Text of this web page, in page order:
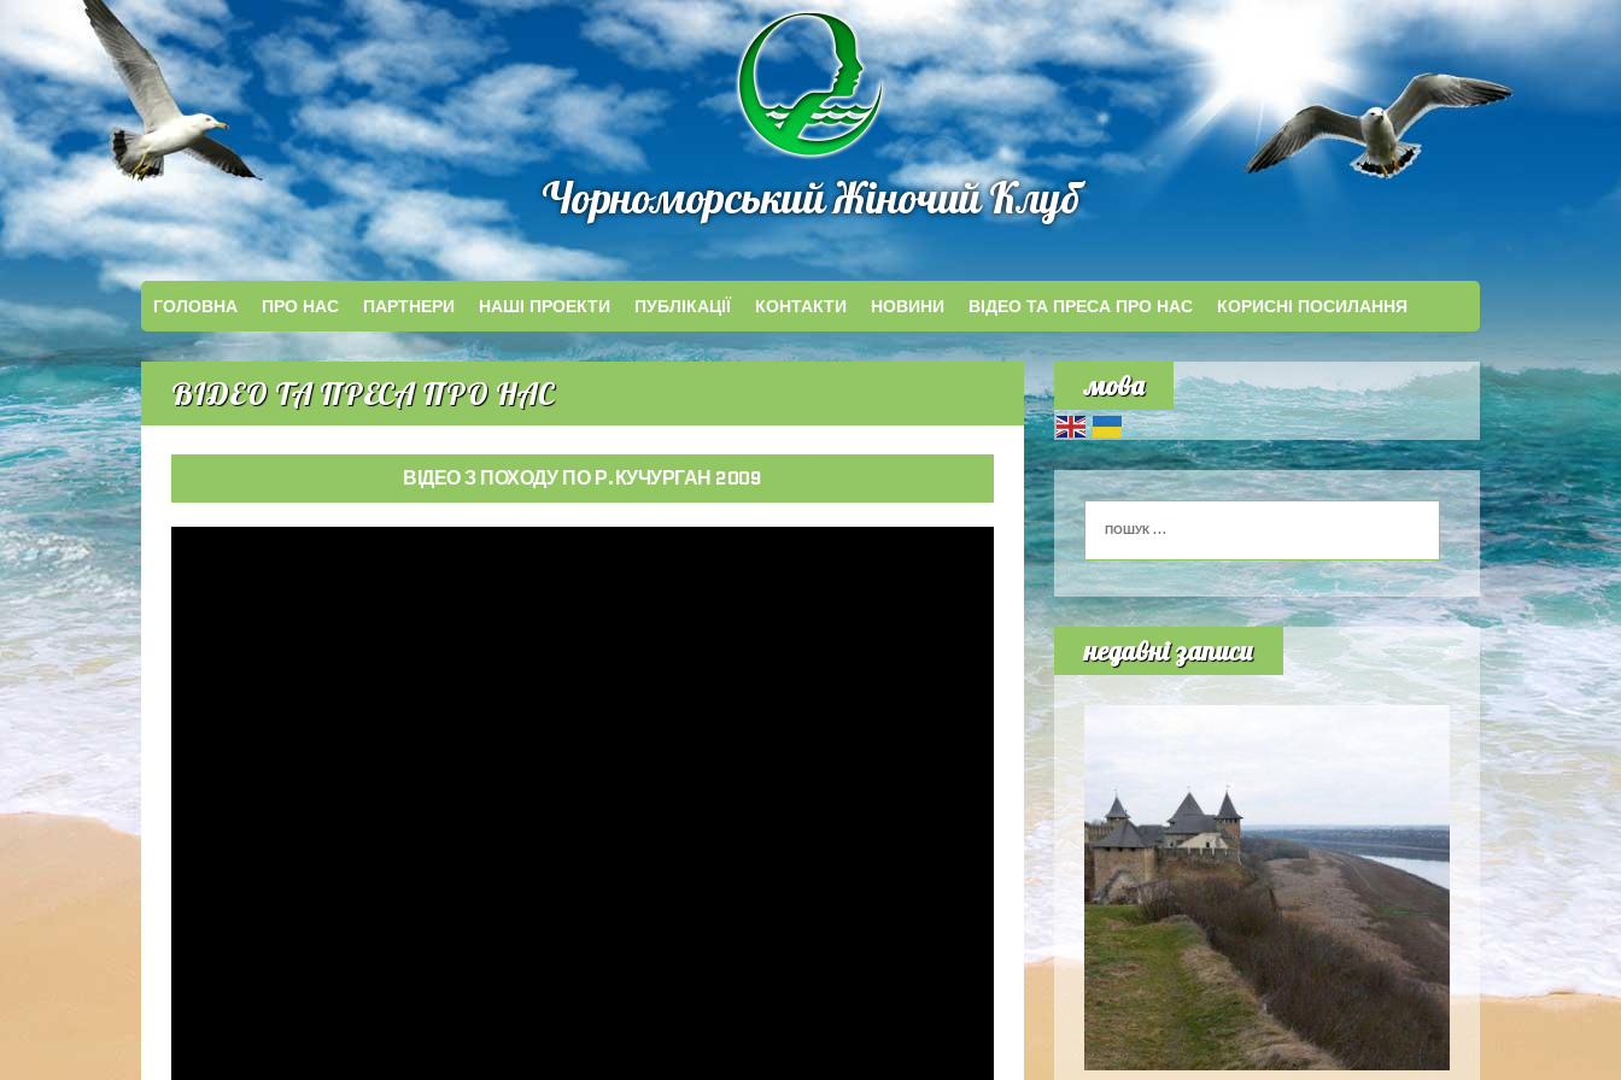
Чорноморський Жіночий Клуб
ГОЛОВНА ПРО НАС ПАРТНЕРИ НАШІ ПРОЕКТИ ПУБЛІКАЦІЇ КОНТАКТИ НОВИНИ ВІДЕО ТА ПРЕСА ПРО НАС КОРИСНІ ПОСИЛАННЯ
ВІДЕО ТА ПРЕСА ПРО НАС
ВІДЕО З ПОХОДУ ПО Р.КУЧУРГАН 2009
мова
недавні записи